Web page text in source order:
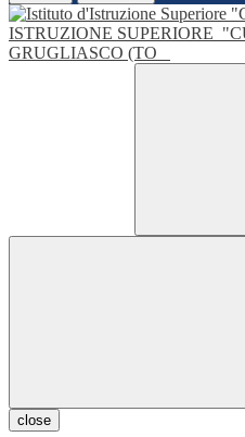
ISTRUZIONE SUPERIORE
GRUGLIASCO (TO
close